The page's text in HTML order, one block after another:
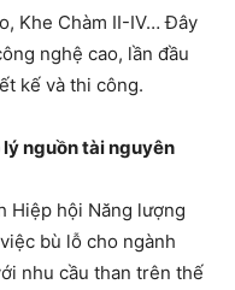
Khe Chàm II-IV… Đây
nghệ cao, lần đầu
kế và thi công.
nguồn tài nguyên
Hiệp hội Năng lượng
bù lỗ cho ngành
nhu cầu than trên thế